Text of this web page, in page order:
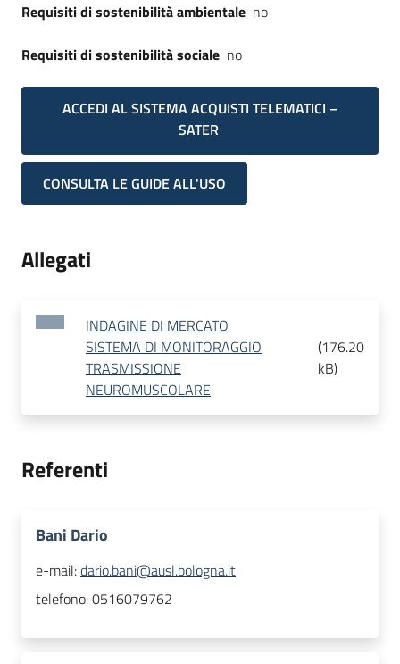
Requisiti di sostenibilità ambientale no
Requisiti di sostenibilità sociale no
ACCEDI AL SISTEMA ACQUISTI TELEMATICI –
SATER
CONSULTA LE GUIDE ALL'USO
Allegati
INDAGINE DI MERCATO
SISTEMA DI MONITORAGGIO
TRASMISSIONE
NEUROMUSCOLARE
(176.20
kB)
Referenti
Bani Dario
e-mail:dario.bani@ausl.bologna.it
telefono:0516079762